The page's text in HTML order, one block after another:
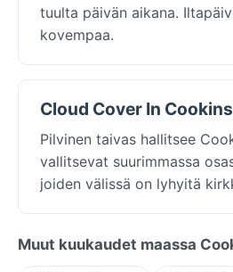
tuulta päivän aikana.
kovempaa.
Cloud Cover In
Pilvinen taivas hallitsee
vallitsevat suurimmassa
joiden välissä on lyhyitä
Muut kuukaudet maassa